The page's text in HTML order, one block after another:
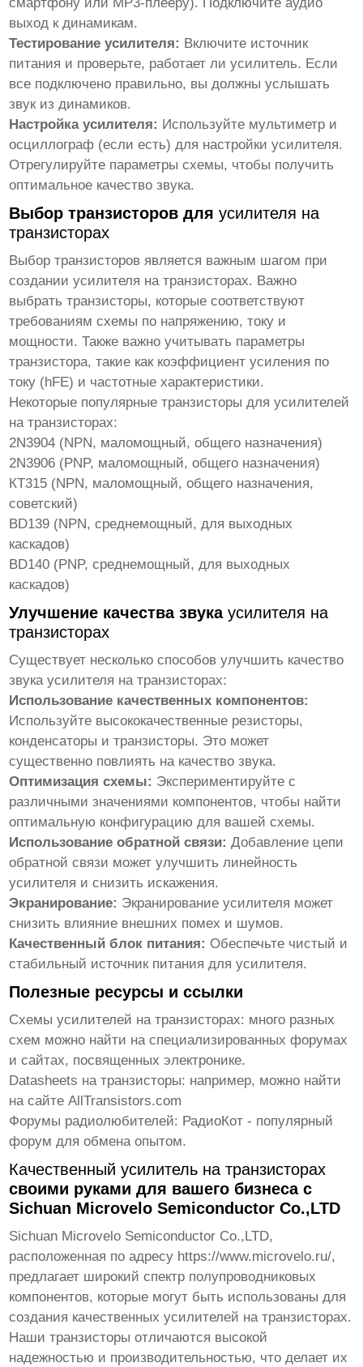
выход к динамикам.
Тестирование усилителя: Включите источник
питания и проверьте, работает ли усилитель. Если
все подключено правильно, вы должны услышать
звук из динамиков.
Настройка усилителя: Используйте мультиметр и
осциллограф (если есть) для настройки усилителя.
Отрегулируйте параметры схемы, чтобы получить
оптимальное качество звука.
Выбор транзисторов дляусилителя на
транзисторах
Выбор транзисторов является важным шагом при
созданииусилителя на транзисторах. Важно
выбрать транзисторы, которые соответствуют
требованиям схемы по напряжению, току и
мощности. Также важно учитывать параметры
транзистора, такие как коэффициент усиления по
току (hFE) и частотные характеристики.
Некоторые популярные транзисторы дляусилителей
на транзисторах:
2N3904 (NPN, маломощный, общего назначения)
2N3906 (PNP, маломощный, общего назначения)
КТ315 (NPN, маломощный, общего назначения,
советский)
BD139 (NPN, среднемощный, для выходных
каскадов)
BD140 (PNP, среднемощный, для выходных
каскадов)
Улучшение качества звукаусилителя на
транзисторах
Существует несколько способов улучшить качество
звукаусилителя на транзисторах:
Использование качественных компонентов:
Используйте высококачественные резисторы,
конденсаторы и транзисторы. Это может
существенно повлиять на качество звука.
Оптимизация схемы: Экспериментируйте с
различными значениями компонентов, чтобы найти
оптимальную конфигурацию для вашей схемы.
Использование обратной связи: Добавление цепи
обратной связи может улучшить линейность
усилителя и снизить искажения.
Экранирование: Экранирование усилителя может
снизить влияние внешних помех и шумов.
Качественный блок питания: Обеспечьте чистый и
стабильный источник питания для усилителя.
Полезные ресурсы и ссылки
Схемы усилителей на транзисторах: много разных
схем можно найти на специализированных форумах
и сайтах, посвященных электронике.
Datasheets на транзисторы: например, можно найти
на сайтеAllTransistors.com
Форумы радиолюбителей: РадиоКот - популярный
форум для обмена опытом.
Качественный усилитель на транзисторах
своими руками для вашего бизнеса с
Sichuan Microvelo Semiconductor Co.,LTD
Sichuan Microvelo Semiconductor Co.,LTD,
расположенная по адресу https://www.microvelo.ru/,
предлагает широкий спектр полупроводниковых
компонентов, которые могут быть использованы для
создания качественных усилителей на транзисторах.
Наши транзисторы отличаются высокой
надежностью и производительностью, что делает их